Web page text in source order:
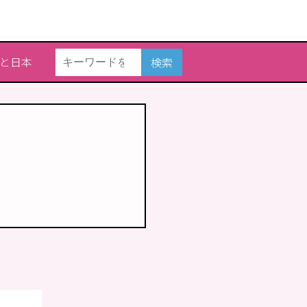
検索
日本